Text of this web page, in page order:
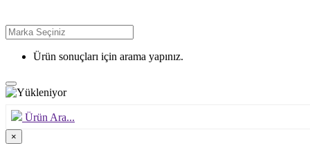
Ürün sonuçları için arama yapınız.
Ürün Ara...
×